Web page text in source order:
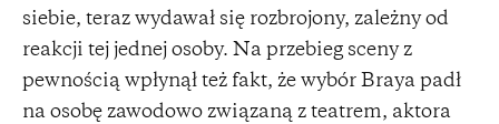
siebie, teraz wydawał się rozbrojony, zależny od
reakcji tej jednej osoby. Na przebieg sceny z
pewnością wpłynął też fakt, że wybór Braya padł
na osobę zawodowo związaną z teatrem, aktora